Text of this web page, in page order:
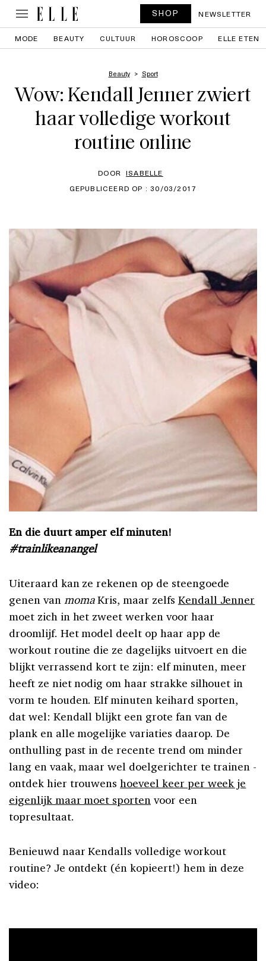
SHOP NEWSLETTER
MODE BEAUTY CULTUUR HOROSCOOP ELLE ETEN
Beauty Sport
Wow: Kendall Jenner zwiert
haar volledige workout
routine online
DOOR ISABELLE
GEPUBLICEERD OP : 30/03/2017
En die duurt amper elf minuten!
#trainlikeanangel
Uiteraard kan ze rekenen op de steengoede
genen van momaKris, maar zelfs Kendall Jenner
moet zich in het zweet werken voor haar
droomlijf. Het model deelt op haar app de
workout routine die ze dagelijks uitvoert en die
blijkt verrassend kort te zijn: elf minuten, meer
heeft ze niet nodig om haar strakke silhouet in
vorm te houden. Elf minuten keihard sporten,
dat wel: Kendall blijkt een grote fan van de
plank en alle mogelijke variaties daarop. De
onthulling past in de recente trend om minder
lang en vaak, maar wel doelgerichter te trainen -
ontdek hier trouwenshoeveel keer per week je
eigenlijk maar moet sporten voor een
topresultaat.
Benieuwd naar Kendalls volledige workout
routine? Je ontdekt (én kopieert!) hem in deze
video: